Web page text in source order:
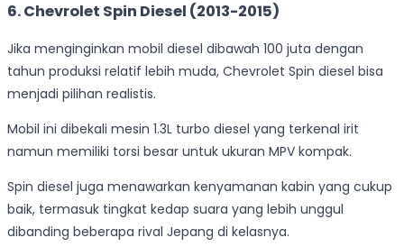
6. Chevrolet Spin Diesel (2013-2015)
Jika menginginkan mobil diesel dibawah 100 juta dengan
tahun produksi relatif lebih muda, Chevrolet Spin diesel bisa
menjadi pilihan realistis.
Mobil ini dibekali mesin 1.3L turbo diesel yang terkenal irit
namun memiliki torsi besar untuk ukuran MPV kompak.
Spin diesel juga menawarkan kenyamanan kabin yang cukup
baik, termasuk tingkat kedap suara yang lebih unggul
dibanding beberapa rival Jepang di kelasnya.